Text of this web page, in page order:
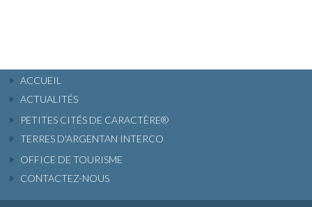
ACCUEIL
ACTUALITÉS
PETITES CITÉS DE CARACTÈRE®
TERRES D'ARGENTAN INTERCO
OFFICE DE TOURISME
CONTACTEZ-NOUS